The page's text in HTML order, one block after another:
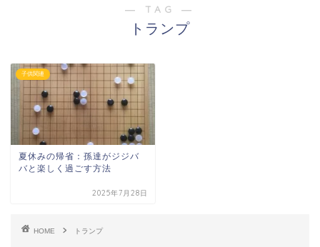
― TAG ―
トランプ
子供関連
夏休みの帰省：孫達がジジバ
バと楽しく過ごす方法
2025年7月28日
HOME トランプ